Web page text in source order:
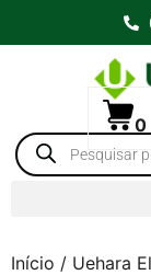
0
Início / Uehara